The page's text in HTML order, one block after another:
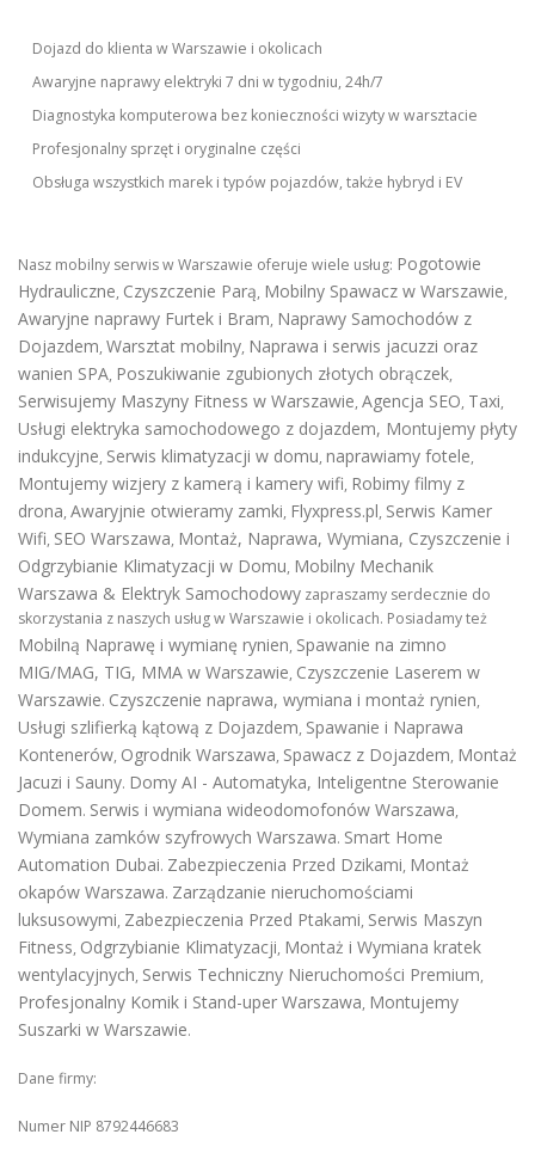
Dojazd do klienta w Warszawie i okolicach
Awaryjne naprawy elektryki 7 dni w tygodniu, 24h/7
Diagnostyka komputerowa bez konieczności wizyty w warsztacie
Profesjonalny sprzęt i oryginalne części
Obsługa wszystkich marek i typów pojazdów, także hybryd i EV
Nasz mobilny serwis w Warszawie oferuje wiele usług: Pogotowie
Hydrauliczne, Czyszczenie Parą, Mobilny Spawacz w Warszawie,
Awaryjne naprawy Furtek i Bram, Naprawy Samochodów z
Dojazdem, Warsztat mobilny, Naprawa i serwis jacuzzi oraz
wanien SPA, Poszukiwanie zgubionych złotych obrączek,
Serwisujemy Maszyny Fitness w Warszawie, Agencja SEO, Taxi,
Usługi elektryka samochodowego z dojazdem, Montujemy płyty
indukcyjne, Serwis klimatyzacji w domu, naprawiamy fotele,
Montujemy wizjery z kamerą i kamery wifi, Robimy filmy z
drona, Awaryjnie otwieramy zamki, Flyxpress.pl, Serwis Kamer
Wifi, SEO Warszawa, Montaż, Naprawa, Wymiana, Czyszczenie i
Odgrzybianie Klimatyzacji w Domu, Mobilny Mechanik
Warszawa & Elektryk Samochodowy zapraszamy serdecznie do
skorzystania z naszych usług w Warszawie i okolicach. Posiadamy też
Mobilną Naprawę i wymianę rynien, Spawanie na zimno
MIG/MAG, TIG, MMA w Warszawie, Czyszczenie Laserem w
Warszawie. Czyszczenie naprawa, wymiana i montaż rynien,
Usługi szlifierką kątową z Dojazdem, Spawanie i Naprawa
Kontenerów, Ogrodnik Warszawa, Spawacz z Dojazdem, Montaż
Jacuzi i Sauny. Domy AI - Automatyka, Inteligentne Sterowanie
Domem. Serwis i wymiana wideodomofonów Warszawa,
Wymiana zamków szyfrowych Warszawa. Smart Home
Automation Dubai. Zabezpieczenia Przed Dzikami, Montaż
okapów Warszawa. Zarządzanie nieruchomościami
luksusowymi, Zabezpieczenia Przed Ptakami, Serwis Maszyn
Fitness, Odgrzybianie Klimatyzacji, Montaż i Wymiana kratek
wentylacyjnych, Serwis Techniczny Nieruchomości Premium,
Profesjonalny Komik i Stand-uper Warszawa, Montujemy
Suszarki w Warszawie.
Dane firmy:
Numer NIP 8792446683